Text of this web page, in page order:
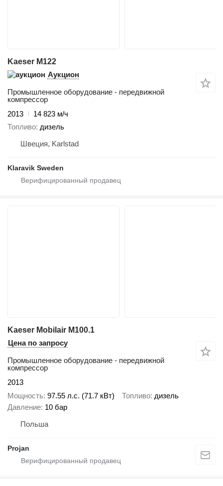
Kaeser M122
Аукцион
Промышленное оборудование - передвижной
компрессор
2013
14 823 м/ч
Топливо дизель
Швеция, Karlstad
Klaravik Sweden
Kaeser Mobilair M100.1
Цена по запросу
Промышленное оборудование - передвижной
компрессор
2013
Мощность 97.55 л.с. (71.7 кВт) Топливо дизель
Давление 10 бар
Польша
Projan